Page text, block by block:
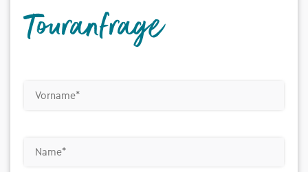
Touranfrage